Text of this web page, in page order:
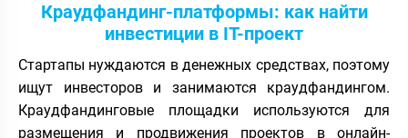
Краудфандинг-платформы: как найти
инвестиции в IT-проект
Стартапы нуждаются в денежных средствах, поэтому
ищут инвесторов и занимаются краудфандингом.
Краудфандинговые площадки используются для
размещения и продвижения проектов в онлайн-